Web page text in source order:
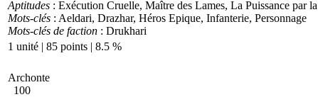
Aptitudes : Exécution Cruelle, Maître des Lames, La Puissance par
Mots-clés : Aeldari, Drazhar, Héros Epique, Infanterie, Personnage
Mots-clés de faction : Drukhari
1 unité | 85 points | 8.5 %
Archonte
100